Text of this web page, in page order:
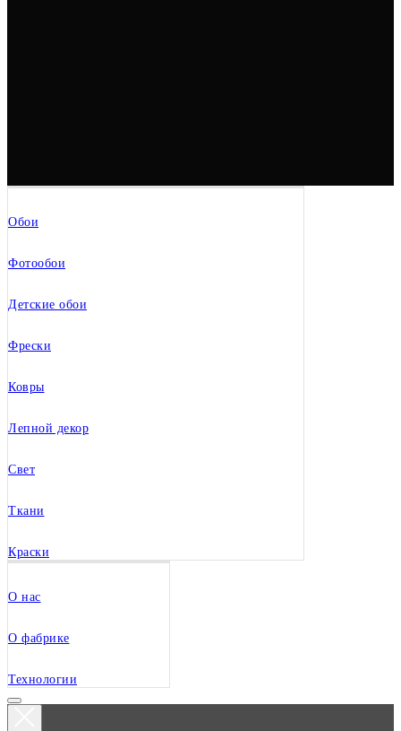
Обои
Фотообои
Детские обои
Фрески
Ковры
Лепной декор
Свет
Ткани
Краски
О нас
О фабрике
Технологии